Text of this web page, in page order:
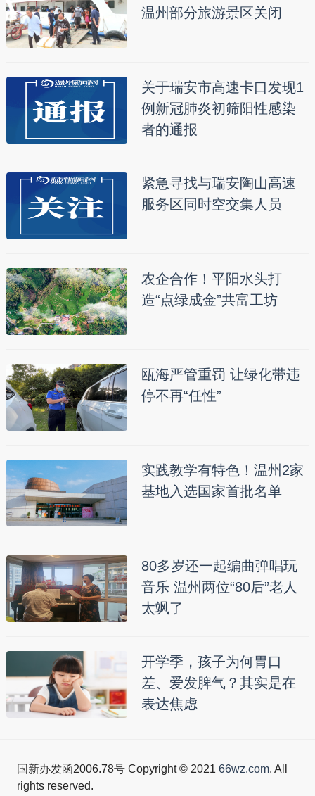
温州部分旅游景区关闭
关于瑞安市高速卡口发现1
例新冠肺炎初筛阳性感染
者的通报
紧急寻找与瑞安陶山高速
服务区同时空交集人员
农企合作！平阳水头打
造“点绿成金”共富工坊
瓯海严管重罚 让绿化带违
停不再“任性”
实践教学有特色！温州2家
基地入选国家首批名单
80多岁还一起编曲弹唱玩
音乐 温州两位“80后”老人
太飒了
开学季，孩子为何胃口
差、爱发脾气？其实是在
表达焦虑
国新办发函2006.78号 Copyright © 2021 66wz.com. All
rights reserved.